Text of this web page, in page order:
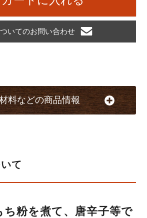
いてのお問い合わせ
料などの商品情報
て
ち粉を煮て、唐辛子等で